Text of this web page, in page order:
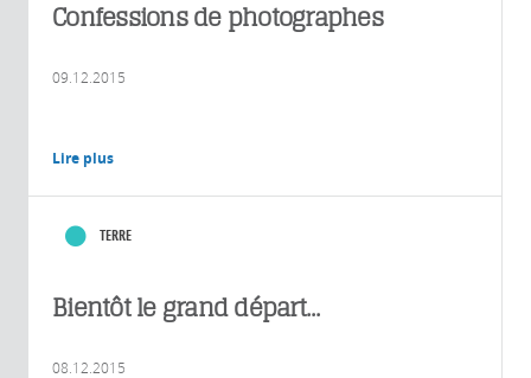
Confessions de photographes
09.12.2015
Lire plus
TERRE
Bientôt le grand départ...
08.12.2015